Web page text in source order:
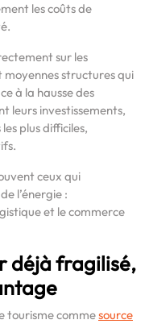
les coûts de
sur les
structures qui
à la hausse des
leurs investissements,
plus difficiles,
ceux qui
l’énergie :
et le commerce
déjà fragilisé,
tourisme commesource